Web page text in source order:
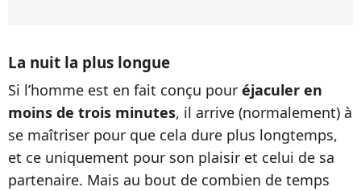
La nuit la plus longue
Si l’homme est en fait conçu pour éjaculer en
moins de trois minutes, il arrive (normalement) à
se maîtriser pour que cela dure plus longtemps,
et ce uniquement pour son plaisir et celui de sa
partenaire. Mais au bout de combien de temps